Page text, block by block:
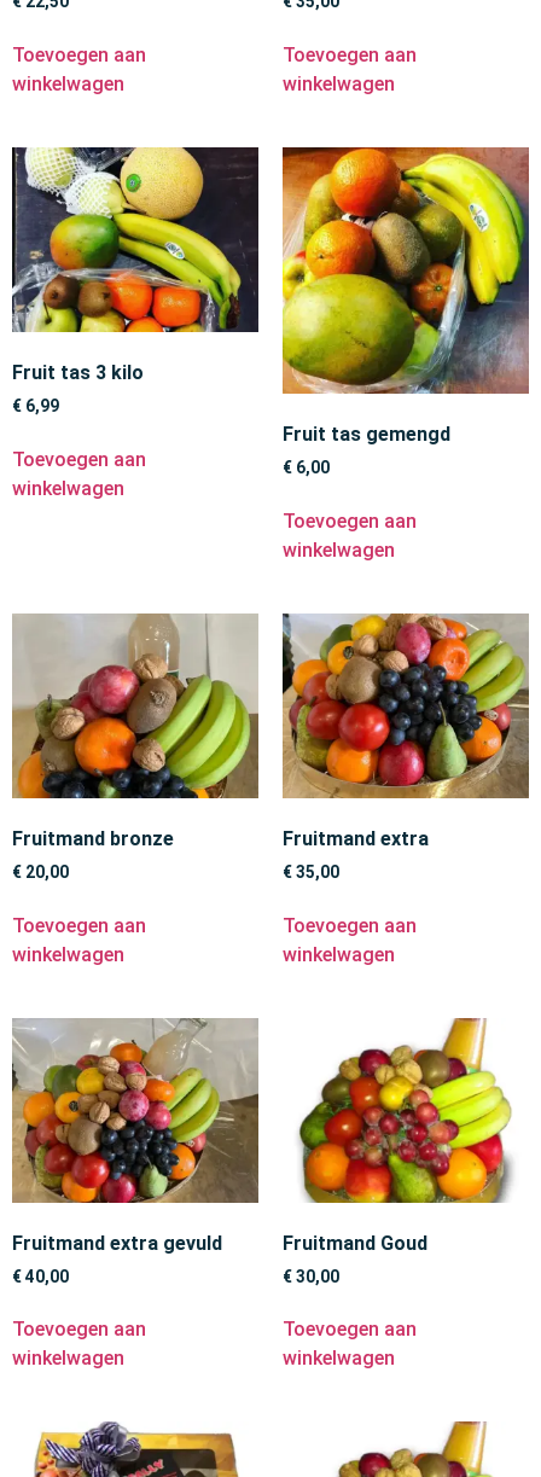
Toevoegen aan
winkelwagen
Toevoegen aan
winkelwagen
Fruit tas 3 kilo
€ 6,99
Toevoegen aan
winkelwagen
Fruit tas gemengd
€ 6,00
Toevoegen aan
winkelwagen
Fruitmand bronze
€ 20,00
Toevoegen aan
winkelwagen
Fruitmand extra
€35,00
Toevoegen aan
winkelwagen
Fruitmand extra gevuld
€40,00
Toevoegen aan
winkelwagen
Fruitmand Goud
€30,00
Toevoegen aan
winkelwagen